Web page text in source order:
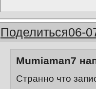
Поделиться06-
Mumiaman7
Странно что